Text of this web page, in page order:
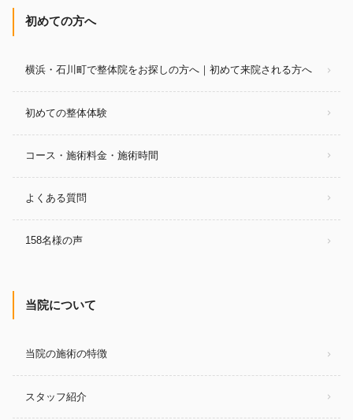
初めての方へ
横浜・石川町で整体院をお探しの方へ｜初めて来院される方へ
初めての整体体験
コース・施術料金・施術時間
よくある質問
158名様の声
当院について
当院の施術の特徴
スタッフ紹介